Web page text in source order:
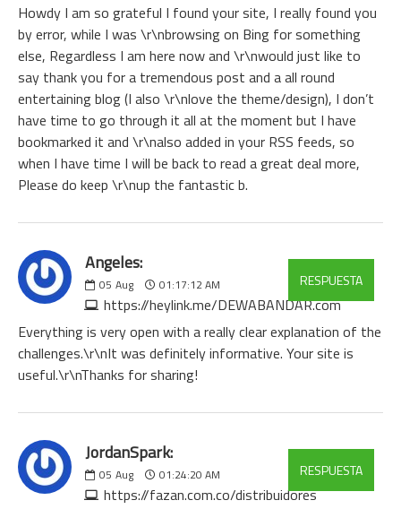
Howdy I am so grateful I found your site, I really found you
by error, while I was \r\nbrowsing on Bing for something
else, Regardless I am here now and \r\nwould just like to
say thank you for a tremendous post and a all round
entertaining blog (I also \r\nlove the theme/design), I don’t
have time to go through it all at the moment but I have
bookmarked it and \r\nalso added in your RSS feeds, so
when I have time I will be back to read a great deal more,
Please do keep \r\nup the fantastic b.
Angeles:
05 Aug 01:17:12 AM
https://heylink.me/DEWABANDAR.com
RESPUESTA
Everything is very open with a really clear explanation of the
challenges.\r\nIt was definitely informative. Your site is
useful.\r\nThanks for sharing!
JordanSpark:
05 Aug 01:24:20 AM
https://fazan.com.co/distribuidores
RESPUESTA